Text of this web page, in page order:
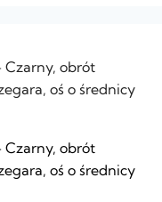
Czarny, obrót
oś o średnicy
Czarny, obrót
oś o średnicy